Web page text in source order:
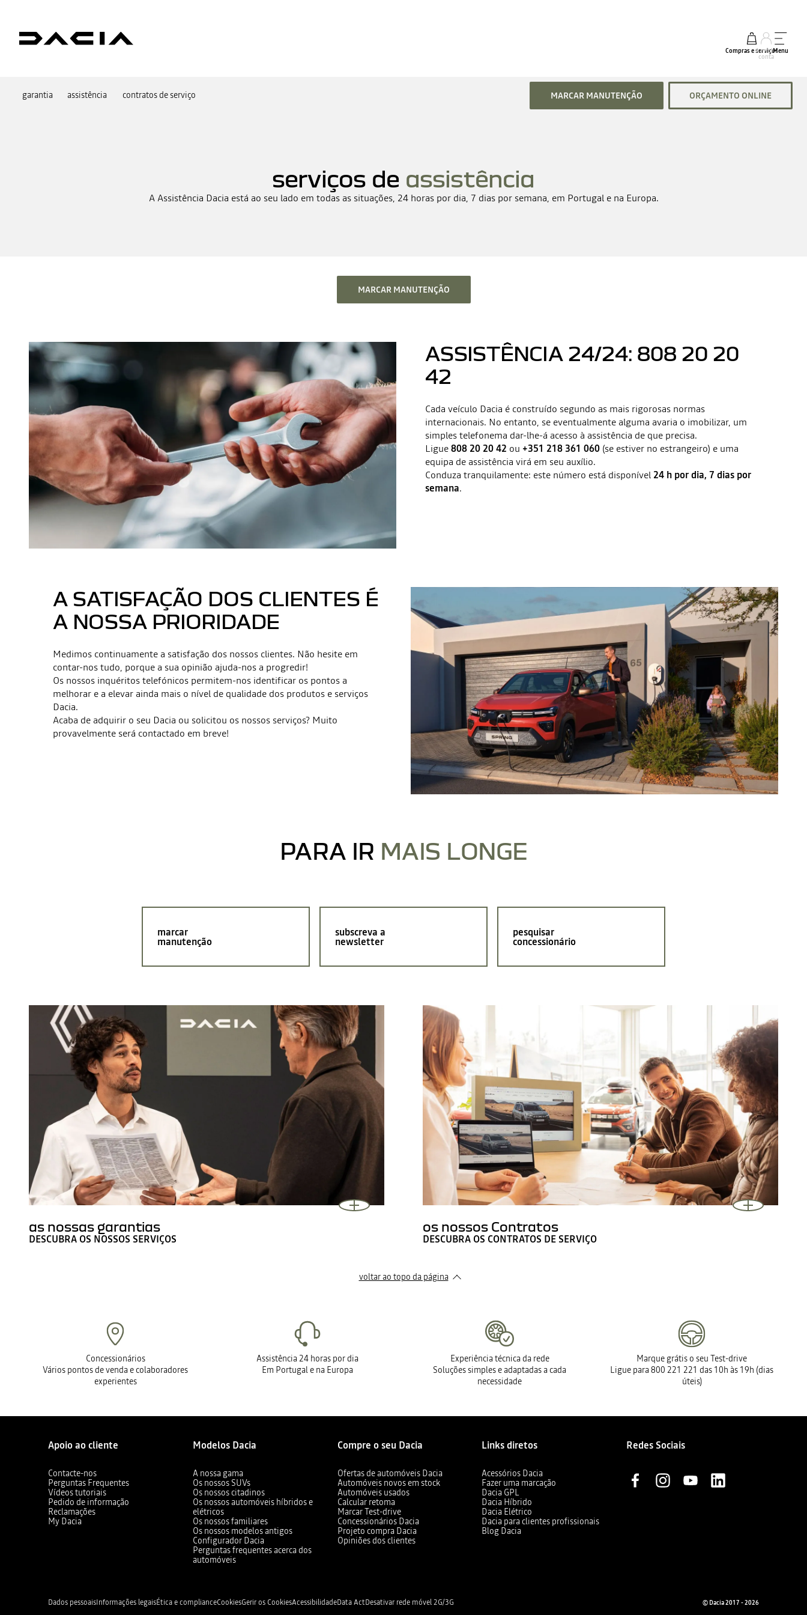
Compras e serviços
A minha
conta
Menu
garantia assistência contratos de serviço MARCAR MANUTENÇÃO ORÇAMENTO ONLINE
serviços de assistência
A Assistência Dacia está ao seu lado em todas as situações, 24 horas por dia, 7 dias por semana, em Portugal e na Europa.
MARCAR MANUTENÇÃO
ASSISTÊNCIA 24/24: 808 20 20
42
Cada veículo Dacia é construído segundo as mais rigorosas normas
internacionais. No entanto, se eventualmente alguma avaria o imobilizar, um
simples telefonema dar-lhe-á acesso à assistência de que precisa.
Ligue808 20 20 42 ou +351 218 361 060 (se estiver no estrangeiro) e uma
equipa de assistência virá em seu auxílio.
Conduza tranquilamente: este número está disponível 24 h por dia, 7 dias por
semana.
A SATISFAÇÃO DOS CLIENTES É
A NOSSA PRIORIDADE
Medimos continuamente a satisfação dos nossos clientes. Não hesite em
contar-nos tudo, porque a sua opinião ajuda-nos a progredir!
Os nossos inquéritos telefónicos permitem-nos identificar os pontos a
melhorar e a elevar ainda mais o nível de qualidade dos produtos e serviços
Dacia.
Acaba de adquirir o seu Dacia ou solicitou os nossos serviços? Muito
provavelmente será contactado em breve!
PARA IR MAIS LONGE
marcar
manutenção
subscreva a
newsletter
pesquisar
concessionário
as nossas garantias
DESCUBRA OS NOSSOS SERVIÇOS
os nossos Contratos
DESCUBRA OS CONTRATOS DE SERVIÇO
voltar ao topo da página
Concessionários
Vários pontos de venda e colaboradores
experientes
Assistência 24 horas por dia
Em Portugal e na Europa
Experiência técnica da rede
Soluções simples e adaptadas a cada
necessidade
Marque grátis o seu Test-drive
Ligue para 800 221 221 das 10h às 19h (dias
úteis)
Apoio ao cliente
Contacte-nos
Perguntas Frequentes
Vídeos tutoriais
Pedido de informação
Reclamações
My Dacia
Modelos Dacia
A nossa gama
Os nossos SUVs
Os nossos citadinos
Os nossos automóveis híbridos e
elétricos
Os nossos familiares
Os nossos modelos antigos
Configurador Dacia
Perguntas frequentes acerca dos
automóveis
Compre o seu Dacia
Ofertas de automóveis Dacia
Automóveis novos em stock
Automóveis usados
Calcular retoma
Marcar Test-drive
Concessionários Dacia
Projeto compra Dacia
Opiniões dos clientes
Links diretos
Acessórios Dacia
Fazer uma marcação
Dacia GPL
Dacia Híbrido
Dacia Elétrico
Dacia para clientes profissionais
Blog Dacia
Redes Sociais
Dados pessoaisInformações legaisÉtica e complianceCookiesGerir os CookiesAcessibilidadeData ActDesativar rede móvel 2G/3G © Dacia 2017 - 2026